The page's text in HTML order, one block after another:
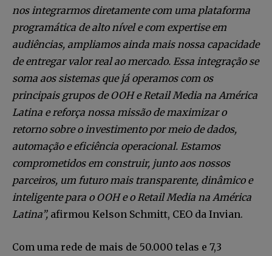
nos integrarmos diretamente com uma plataforma
programática de alto nível e com expertise em
audiências, ampliamos ainda mais nossa capacidade
de entregar valor real ao mercado. Essa integração se
soma aos sistemas que já operamos com os
principais grupos de OOH e Retail Media na América
Latina e reforça nossa missão de maximizar o
retorno sobre o investimento por meio de dados,
automação e eficiência operacional. Estamos
comprometidos em construir, junto aos nossos
parceiros, um futuro mais transparente, dinâmico e
inteligente para o OOH e o Retail Media na América
Latina”, afirmou Kelson Schmitt, CEO da Invian.
Com uma rede de mais de 50.000 telas e 7,3